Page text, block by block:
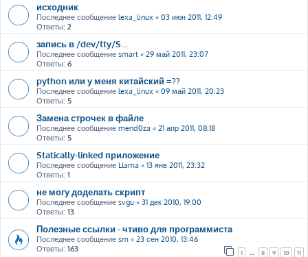
исходник
Последнее сообщение lexa_linux « 03 июн 2011, 12:49
Ответы: 2
запись в /dev/tty/S...
Последнее сообщение smart « 29 май 2011, 23:07
Ответы: 6
python или у меня китайский =??
Последнее сообщение lexa_linux « 09 май 2011, 20:23
Ответы: 5
Замена строчек в файле
Последнее сообщение mend0za « 21 апр 2011, 08:18
Ответы: 5
Statically-linked приложение
Последнее сообщение Llama « 13 янв 2011, 23:32
Ответы: 1
не могу доделать скрипт
Последнее сообщение svgu « 31 дек 2010, 19:00
Ответы: 13
Полезные ссылки - чтиво для программиста
Последнее сообщение sm « 23 сен 2010, 13:46
Ответы: 163 1 8 9 10 11